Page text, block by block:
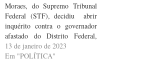
Moraes, do Supremo Tribunal
Federal (STF), decidiu abrir
inquérito contra o governador
afastado do Distrito Federal,
Ibaneis Rocha (MDB), e seu ex-
secretário de Segurança Pública
13 de janeiro de 2023
Em "POLÍTICA"